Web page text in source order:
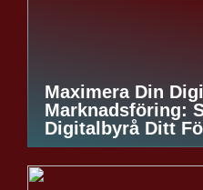
Maximera Din
Marknadsföring:
Digitalbyrå Ditt